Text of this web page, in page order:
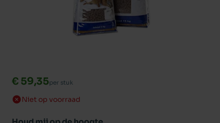
€ 59,35per stuk
Niet op voorraad